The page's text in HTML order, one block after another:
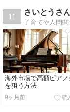
11
さいとうさ
海外市場で高額ピアノ
を狙う方法
9ヶ月前